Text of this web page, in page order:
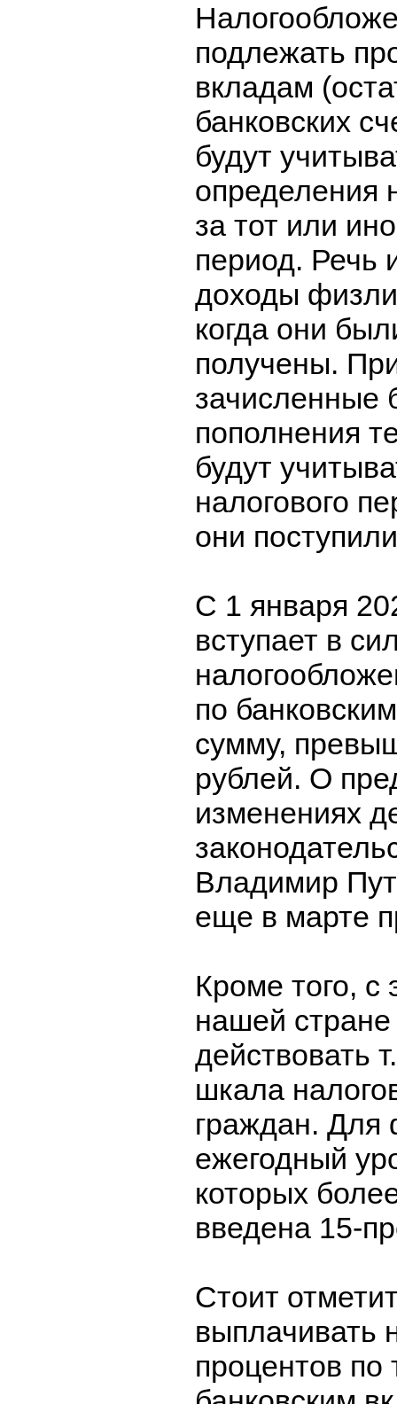
подлежать
вкладам
банковских
будут
определения
за тот или
период. Речь
доходы
когда они
получены.
зачисленные
пополнения
будут
налогового
они
С 1 января
вступает в
по
сумму,
рублей. О
изменениях
Владимир
еще в марте
Кроме того, с
нашей
действовать
шкала
граждан. Для
ежегодный
которых
введена 15-
Стоит
выплачивать
процентов по